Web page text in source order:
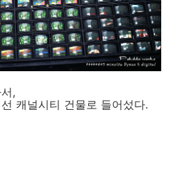
,
캐널시티 건물로 들어섰다.